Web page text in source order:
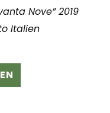
Nove” 2019
Italien